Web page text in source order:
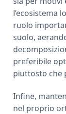
l’ecosistema
ruolo
suolo,
preferibile
piuttosto che
Infine,
nel proprio